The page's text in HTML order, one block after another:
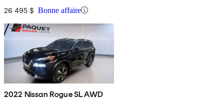
26 495 $ Bonne affaire
2022 Nissan Rogue SL AWD